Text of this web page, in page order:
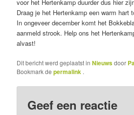
voor het Hertenkamp duurder dus hier
Draag je het Hertenkamp een warm hart
In ongeveer december komt het
aanmeld strook. Help ons het
alvast!
Dit bericht werd geplaatst inNieuwsdoor
Bookmark depermalink .
Geef een reactie